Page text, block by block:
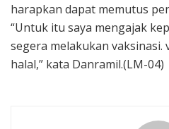
harapkan dapat memutus
“Untuk itu saya mengajak
segera melakukan vaksinasi.
halal,” kata Danramil.(LM-04)